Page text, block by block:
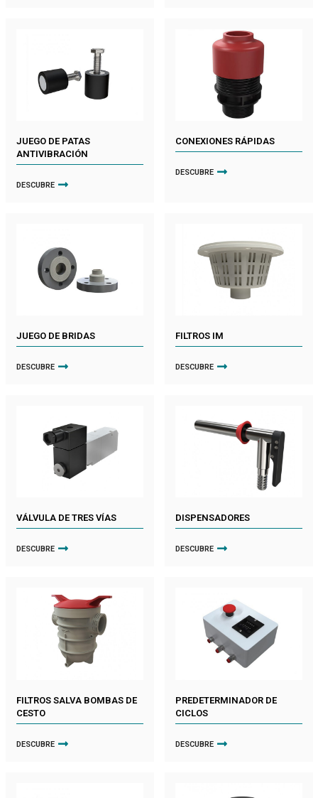
JUEGO DE PATAS
ANTIVIBRACIÓN
DESCUBRE
CONEXIONES RÁPIDAS
DESCUBRE
JUEGO DE BRIDAS
DESCUBRE
FILTROS IM
DESCUBRE
VÁLVULA DE TRES VÍAS
DESCUBRE
DISPENSADORES
DESCUBRE
FILTROS SALVA BOMBAS DE
CESTO
DESCUBRE
PREDETERMINADOR DE
CICLOS
DESCUBRE